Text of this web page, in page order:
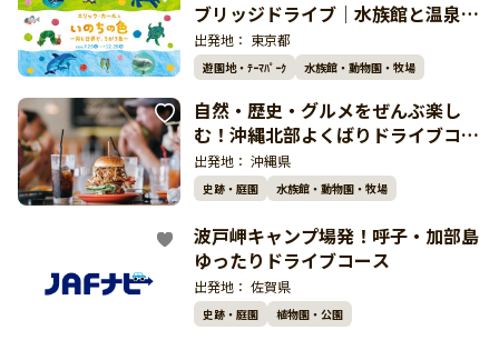
ブリッジドライブ｜水族館と温泉を
巡る湾岸リラックス旅
出発地： 東京都
遊園地・ﾃｰﾏﾊﾟｰｸ 水族館・動物園・牧場
自然・歴史・グルメをぜんぶ楽し
む！沖縄北部よくばりドライブコー
ス
出発地： 沖縄県
史跡・庭園 水族館・動物園・牧場
波戸岬キャンプ場発！呼子・加部島
ゆったりドライブコース
出発地： 佐賀県
史跡・庭園 植物園・公園